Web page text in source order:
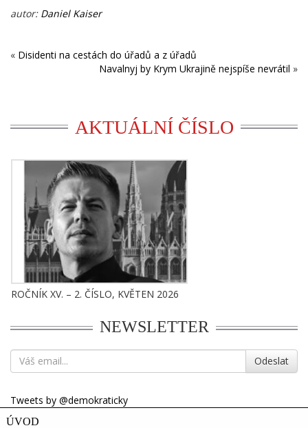
autor: Daniel Kaiser
« Disidenti na cestách do úřadů a z úřadů
Navalnyj by Krym Ukrajině nejspíše nevrátil »
AKTUÁLNÍ ČÍSLO
ROČNÍK XV. – 2. ČÍSLO, KVĚTEN 2026
NEWSLETTER
Odeslat
Tweets by @demokraticky
ÚVOD